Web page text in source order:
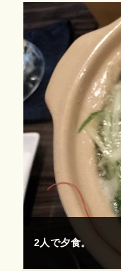
雰囲気良く行き
お願いしま〜す☺